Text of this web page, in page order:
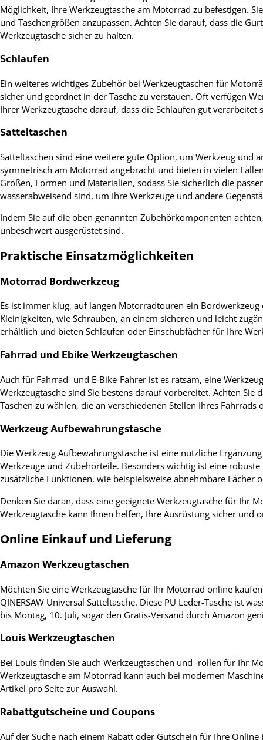
Möglichkeit, Ihre Werkzeugtasche am Motorrad zu befestigen.
und Taschengrößen anzupassen. Achten Sie darauf, dass die
Werkzeugtasche sicher zu halten.
Schlaufen
Ein weiteres wichtiges Zubehör bei Werkzeugtaschen für
sicher und geordnet in der Tasche zu verstauen. Oft verfügen
Ihrer Werkzeugtasche darauf, dass die Schlaufen gut
Satteltaschen
Satteltaschen sind eine weitere gute Option, um Werkzeug
symmetrisch am Motorrad angebracht und bieten in vielen
Größen, Formen und Materialien, sodass Sie sicherlich die
wasserabweisend sind, um Ihre Werkzeuge und andere
Indem Sie auf die oben genannten Zubehörkomponenten
unbeschwert ausgerüstet sind.
Praktische Einsatzmöglichkeiten
Motorrad Bordwerkzeug
Es ist immer klug, auf langen Motorradtouren ein
Kleinigkeiten, wie Schrauben, an einem sicheren und leicht
erhältlich und bieten Schlaufen oder Einschubfächer für Ihre
Fahrrad und Ebike Werkzeugtaschen
Auch für Fahrrad- und E-Bike-Fahrer ist es ratsam, eine
Werkzeugtasche sind Sie bestens darauf vorbereitet. Achten
Taschen zu wählen, die an verschiedenen Stellen Ihres
Werkzeug Aufbewahrungstasche
Die Werkzeug Aufbewahrungstasche ist eine nützliche
Werkzeuge und Zubehörteile. Besonders wichtig ist eine
zusätzliche Funktionen, wie beispielsweise abnehmbare Fächer
Denken Sie daran, dass eine geeignete Werkzeugtasche für Ihr
Werkzeugtasche kann Ihnen helfen, Ihre Ausrüstung sicher
Online Einkauf und Lieferung
Amazon Werkzeugtaschen
Möchten Sie eine Werkzeugtasche für Ihr Motorrad online
QINERSAW Universal Satteltasche. Diese PU Leder-Tasche ist
bis Montag, 10. Juli, sogar den Gratis-Versand durch Amazon
Louis Werkzeugtaschen
Bei Louis finden Sie auch Werkzeugtaschen und -rollen für Ihr
Werkzeugtasche am Motorrad kann auch bei modernen
Artikel pro Seite zur Auswahl.
Rabattgutscheine und Coupons
Auf der Suche nach einem Rabatt oder Gutschein für Ihre